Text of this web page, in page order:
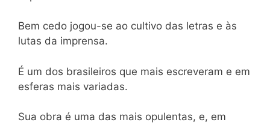
Bem cedo jogou-se ao cultivo das letras e às
lutas da imprensa.
É um dos brasileiros que mais escreveram e em
esferas mais variadas.
Sua obra é uma das mais opulentas, e, em